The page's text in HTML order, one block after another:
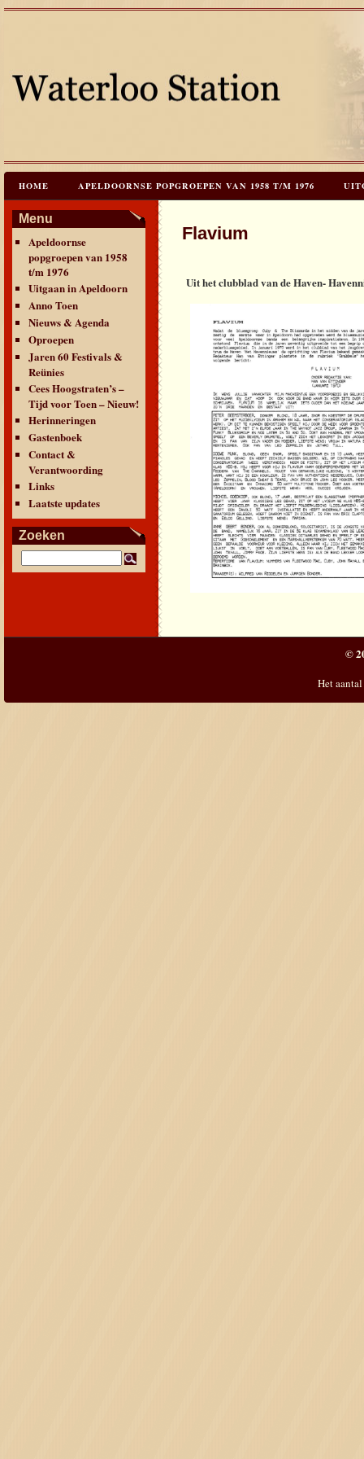
HOME APELDOORNSE POPGROEPEN VAN 1958 T/M 1976
JAREN 60 FESTIVALS & REÜNIES
CONTACT & VERANTWOORDING LINKS
Menu
Apeldoornse
popgroepen van 1958
t/m 1976
Uitgaan in Apeldoorn
Anno Toen
Nieuws & Agenda
Oproepen
Jaren 60 Festivals &
Reünies
Cees Hoogstraten’s –
Tijd voor Toen – Nieuw!
Herinneringen
Gastenboek
Contact &
Verantwoording
Links
Laatste updates
Zoeken
Flavium
Uit het clubblad van de Haven-
©
Het